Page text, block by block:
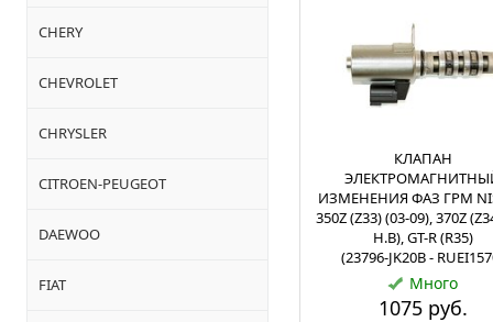
CHERY
CHEVROLET
CHRYSLER
CITROEN-PEUGEOT
DAEWOO
FIAT
КЛАПАН
ИЗМЕНЕНИЯ ФАЗ ГРМ
350Z (Z33) (03-09), 370Z
Н.В), GT-R (R35)
(23796-JK20B -
Много
1075 руб.